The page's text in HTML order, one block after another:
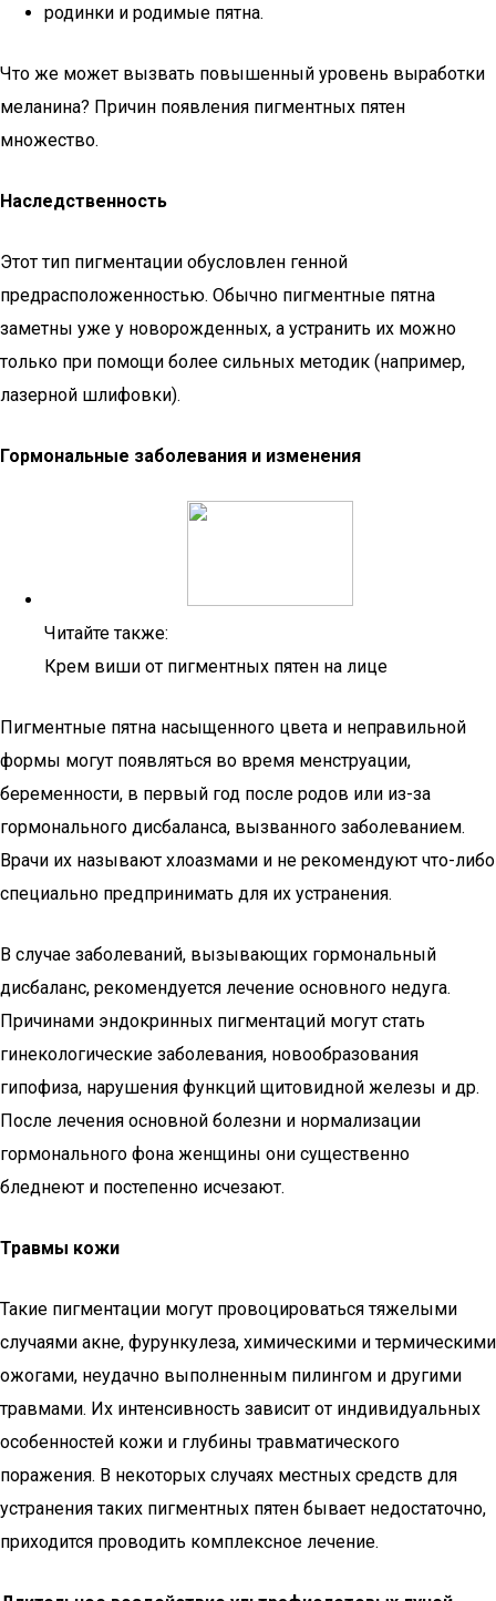
родинки и родимые пятна.
Что же может вызвать повышенный уровень выработки
меланина? Причин появления пигментных пятен
множество.
Наследственность
Этот тип пигментации обусловлен генной
предрасположенностью. Обычно пигментные пятна
заметны уже у новорожденных, а устранить их можно
только при помощи более сильных методик (например,
лазерной шлифовки).
Гормональные заболевания и изменения
Читайте также:
Крем виши от пигментных пятен на лице
Пигментные пятна насыщенного цвета и неправильной
формы могут появляться во время менструации,
беременности, в первый год после родов или из-за
гормонального дисбаланса, вызванного заболеванием.
Врачи их называют хлоазмами и не рекомендуют что-либо
специально предпринимать для их устранения.
В случае заболеваний, вызывающих гормональный
дисбаланс, рекомендуется лечение основного недуга.
Причинами эндокринных пигментаций могут стать
гинекологические заболевания, новообразования
гипофиза, нарушения функций щитовидной железы и др.
После лечения основной болезни и нормализации
гормонального фона женщины они существенно
бледнеют и постепенно исчезают.
Травмы кожи
Такие пигментации могут провоцироваться тяжелыми
случаями акне, фурункулеза, химическими и термическими
ожогами, неудачно выполненным пилингом и другими
травмами. Их интенсивность зависит от индивидуальных
особенностей кожи и глубины травматического
поражения. В некоторых случаях местных средств для
устранения таких пигментных пятен бывает недостаточно,
приходится проводить комплексное лечение.